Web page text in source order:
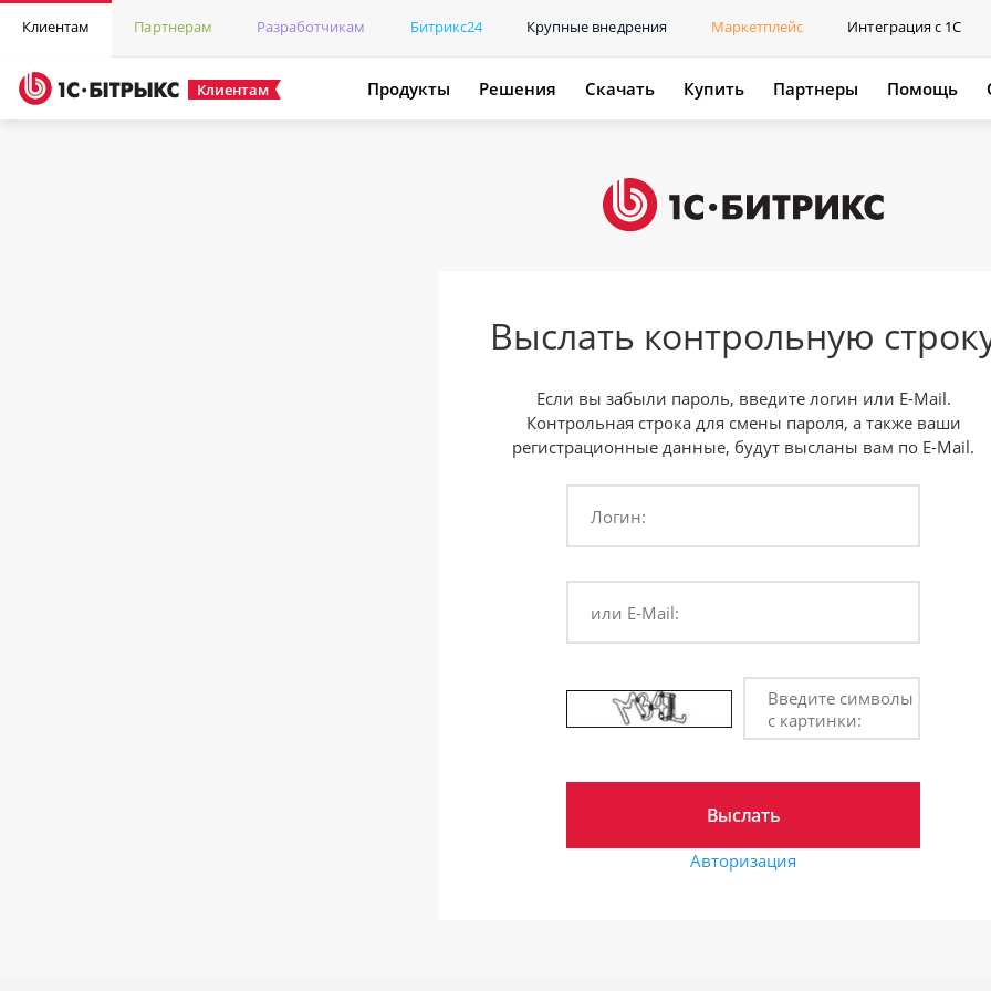
Клиентам Партнерам Разработчикам Битрикс24 Крупные внедрения Маркетплейс Интеграция с 1С
Клиентам Продукты Решения Скачать Купить Партнеры Помощь
Выслать контрольную
Если вы забыли пароль, введите логин или E-Mail.
Контрольная строка для смены пароля, а также ваши
регистрационные данные, будут высланы вам по E-Mail.
Логин:
или E-Mail:
Введите символы
с картинки:
Авторизация